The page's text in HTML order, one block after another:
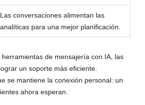
Las conversaciones alimentan las
analíticas para una mejor planificación.
de mensajería con IA, las
un soporte más eficiente.
se mantiene la conexión personal: un
ahora esperan.